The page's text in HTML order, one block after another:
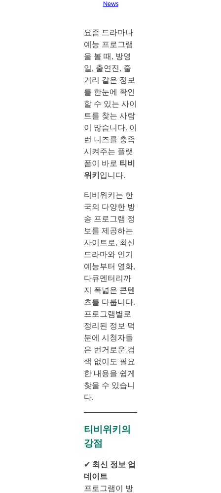
News
요즘 드라마나
예능 프로그램
을 볼 때, 방영
일, 출연진, 줄
거리 같은 정보
를 한눈에 확인
할 수 있는 사이
트를 찾는 사람
이 많습니다. 이
런 니즈를 충족
시켜주는 플랫
폼이 바로 티비
위키 입니다.
티비위키는 한
국의 다양한 방
송 프로그램 정
보를 제공하는
사이트로, 최신
드라마와 인기
예능부터 영화,
다큐멘터리까
지 폭넓은 콘텐
츠를 다룹니다.
프로그램별로
정리된 정보 덕
분에 시청자들
은 번거로운 검
색 없이도 필요
한 내용을 쉽게
찾을 수 있습니
다.
티비위키의
강점
✔ 최신 정보 업
데이트
프로그램이 방